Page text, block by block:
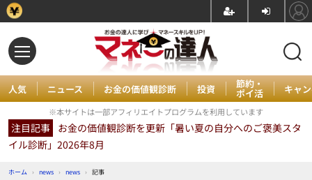
人気 ニュース お金の価値観診断 投資 節約・
ポイ活 キャ
※本サイトは一部アフィリエイトプログラムを利用しています
注目記事 お金の価値観診断を更新「暑い夏の自分へのご褒美スタ
イル診断」2026年8月
ホーム › news › news › 記事